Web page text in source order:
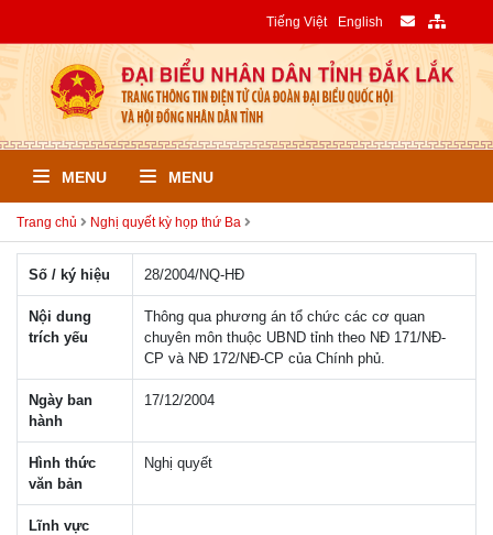
Tiếng Việt English
MENU MENU
Trang chủ Nghị quyết kỳ họp thứ Ba
Số / ký hiệu 28/2004/NQ-HÐ
Nội dung
trích yếu
Thông qua phương án tổ chức các cơ quan
chuyên môn thuộc UBND tỉnh theo NĐ 171/NĐ-
CP và NĐ 172/NĐ-CP của Chính phủ.
Ngày ban
hành
17/12/2004
Hình thức
văn bản
Nghị quyết
Lĩnh vực